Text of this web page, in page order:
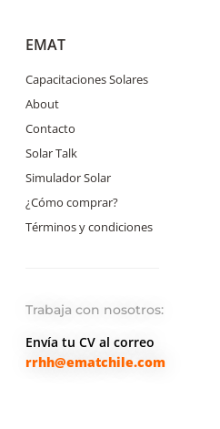
EMAT
Capacitaciones Solares
About
Contacto
Solar Talk
Simulador Solar
¿Cómo comprar?
Términos y condiciones
Trabaja con nosotros:
Envía tu CV al correo
rrhh@ematchile.com